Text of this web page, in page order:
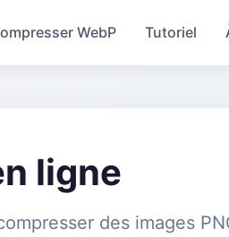
WebP Tutoriel
ligne
des images